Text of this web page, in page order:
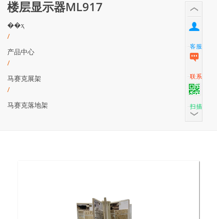
楼层显示器ML917
��ҳ
/
产品中心
/
马赛克展架
/
马赛克落地架
客服
联系
扫描